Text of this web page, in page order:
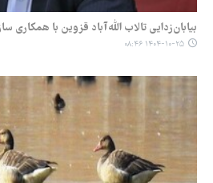
بیابان‌زدایی تالاب الله‌آباد قزوین با همکاری
۱۴۰۴-۱۰-۲۵ ۰۸:۴۶